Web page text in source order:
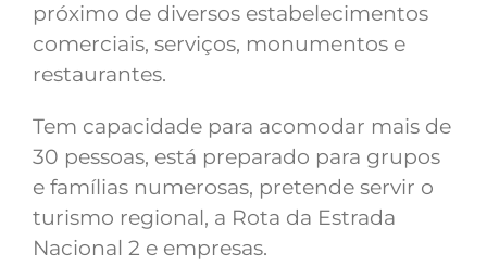
próximo de diversos estabelecimentos
comerciais, serviços, monumentos e
restaurantes.
Tem capacidade para acomodar mais de
30 pessoas, está preparado para grupos
e famílias numerosas, pretende servir o
turismo regional, a Rota da Estrada
Nacional 2 e empresas.